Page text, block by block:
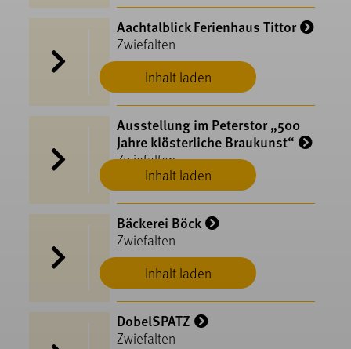
Inhalt laden
Aachtalblick Ferienhaus Tittor
Zwiefalten
Inhalt laden
Ausstellung im Peterstor „500
Jahre klösterliche Braukunst“
Zwiefalten
Inhalt laden
Bäckerei Böck
Zwiefalten
DobelSPATZ
Zwiefalten